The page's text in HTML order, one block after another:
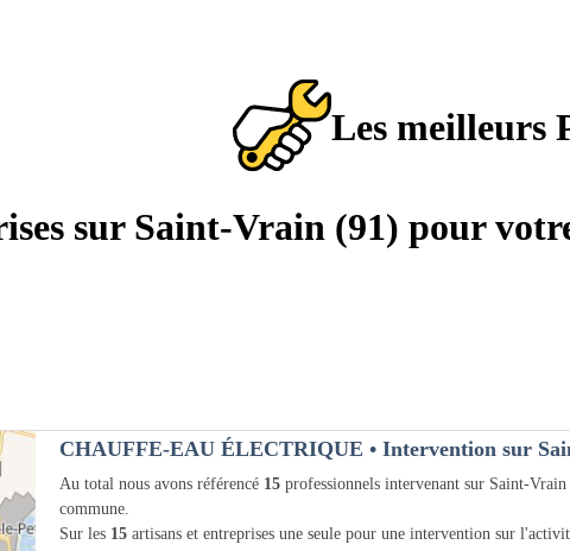
Les meilleurs
sur Saint-Vrain (91) pour
CHAUFFE-EAU ÉLECTRIQUE • Intervention sur
Au total nous avons référencé 15 professionnels intervenant sur Saint-
commune.
Sur les 15 artisans et entreprises une seule pour une intervention sur